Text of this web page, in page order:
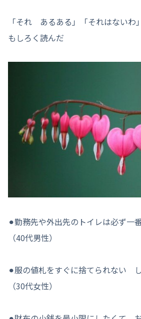
「それ あるある」「それはないわ
もしろく読んだ
⚫︎勤務先や外出先のトイレは必ず一
（40代男性）
⚫︎服の値札をすぐに捨てられない
（30代女性）